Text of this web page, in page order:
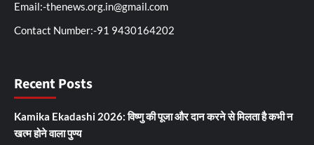
Email:-thenews.org.in@gmail.com
Contact Number:-91 9430164202
Recent Posts
Kamika Ekadashi 2026: विष्णु की पूजा और दान करने से मिलता है कभी न
खत्म होने वाला पुण्य